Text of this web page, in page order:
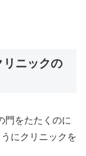
ニックの
門をたたくのに
にクリニックを